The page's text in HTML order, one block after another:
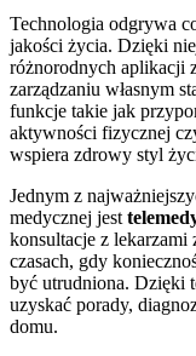
Technologia odgrywa
jakości życia. Dzięki
różnorodnych aplikacji
zarządzaniu własnym
funkcje takie jak
aktywności fizycznej
wspiera zdrowy styl
Jednym z
medycznej jest
konsultacje z lekarzami
czasach, gdy
być utrudniona. Dzięki
uzyskać porady,
domu.